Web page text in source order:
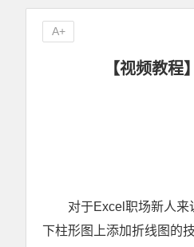
【视频教
对于Excel职场新人
下柱形图上添加折线图的
A+